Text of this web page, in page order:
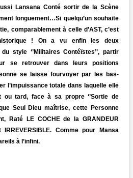
Lansana Conté sortir de la Scène
longuement…Si quelqu’un souhaite
comparablement à celle d’AST, c’est
! On a vu enfin les deux
du style ‘’Militaires Contéïstes’’, partir
se retrouver dans leurs positions
se laisse fourvoyer par les bas-
l’impuissance totale dans laquelle elle
ou tard, face à sa propre ‘’Sortie de
que Seul Dieu maîtrise, cette Personne
Raté LE COCHE de la GRANDEUR
IRREVERSIBLE. Comme pour Mansa
à l’infini.